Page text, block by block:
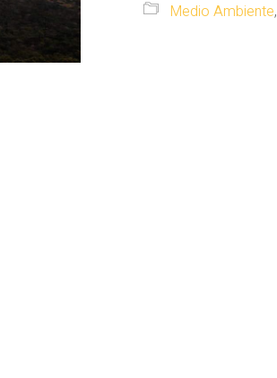
Medio Ambiente,